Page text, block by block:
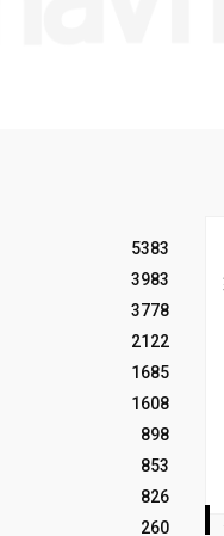
5383
3983
3778
2122
1685
1608
898
853
826
260